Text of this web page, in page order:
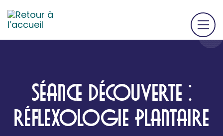
SÉANCE DÉCOUVERTE :
RÉFLEXOLOGIE PLANTAIRE